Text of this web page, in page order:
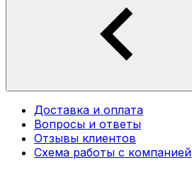
Доставка и оплата
Вопросы и ответы
Отзывы клиентов
Схема работы с компанией